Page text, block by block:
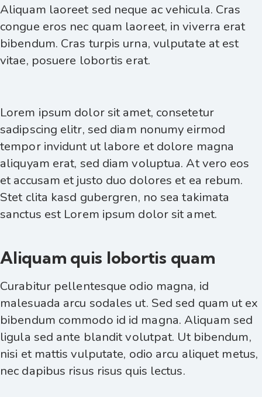
Aliquam laoreet sed neque ac vehicula. Cras
congue eros nec quam laoreet, in viverra erat
bibendum. Cras turpis urna, vulputate at est
vitae, posuere lobortis erat.
Lorem ipsum dolor sit amet, consetetur
sadipscing elitr, sed diam nonumy eirmod
tempor invidunt ut labore et dolore magna
aliquyam erat, sed diam voluptua. At vero eos
et accusam et justo duo dolores et ea rebum.
Stet clita kasd gubergren, no sea takimata
sanctus est Lorem ipsum dolor sit amet.
Aliquam quis lobortis quam
Curabitur pellentesque odio magna, id
malesuada arcu sodales ut. Sed sed quam ut ex
bibendum commodo id id magna. Aliquam sed
ligula sed ante blandit volutpat. Ut bibendum,
nisi et mattis vulputate, odio arcu aliquet metus,
nec dapibus risus risus quis lectus.